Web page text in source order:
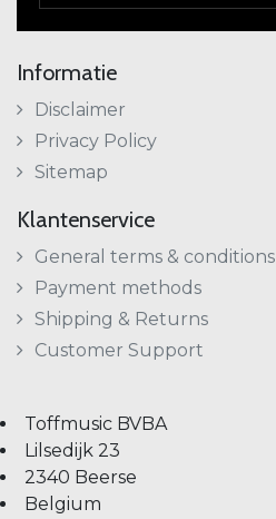
Informatie
Disclaimer
Privacy Policy
Sitemap
Klantenservice
General terms & conditions
Payment methods
Shipping & Returns
Customer Support
Toffmusic BVBA
Lilsedijk 23
2340 Beerse
Belgium